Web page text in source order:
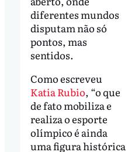
diferentes mundos
disputam não só
pontos, mas
sentidos.
Como escreveu
Katia Rubio, “o que
de fato mobiliza e
realiza o esporte
olímpico é ainda
uma figura histórica